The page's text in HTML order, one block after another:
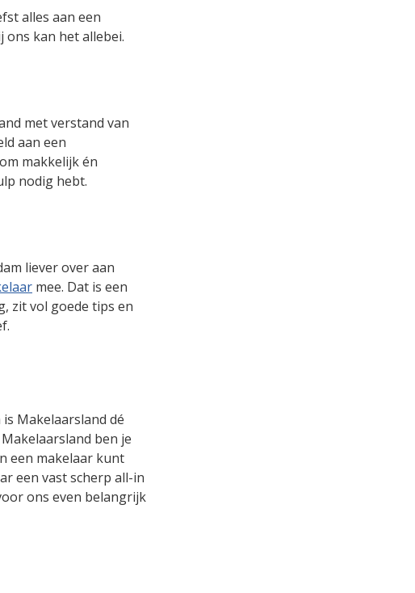
alles aan een
ons kan het allebei.
met verstand van
aan een
makkelijk én
nodig hebt.
liever over aan
mee. Dat is een
zit vol goede tips en
Makelaarsland dé
ben je
een makelaar kunt
een vast scherp all-in
ons even belangrijk